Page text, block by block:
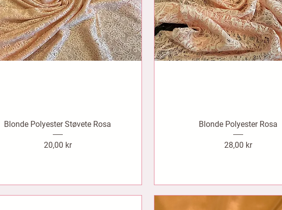
Blonde Polyester Støvete Rosa
Pris
20,00 kr
Blonde Polyester Rosa
Pris
28,00 kr